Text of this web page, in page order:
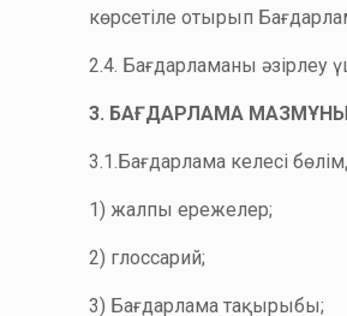
көрсетіле отырып
2.4. Бағдарламаны әзірлеу
3. БАҒДАРЛАМА
3.1.Бағдарлама келесі
1) жалпы ережелер;
2) глоссарий;
3) Бағдарлама тақырыбы;